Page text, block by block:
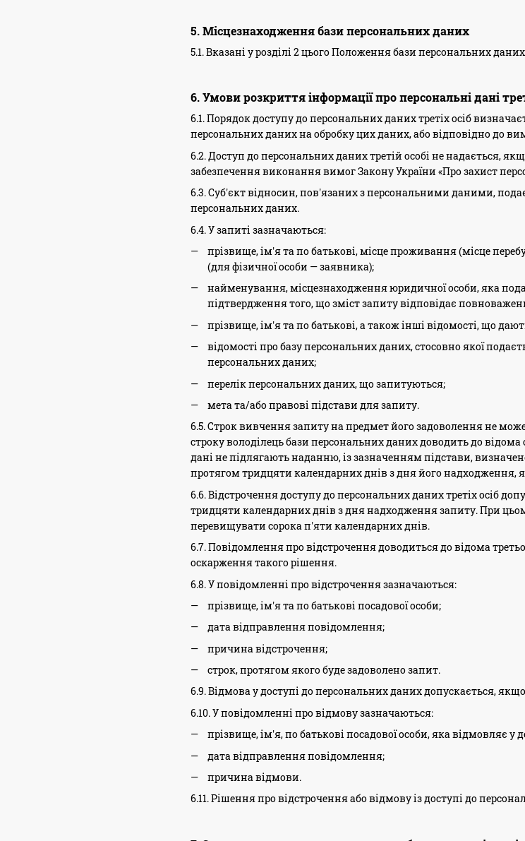
5. Місцезнаходження бази персональних даних
5.1. Вказані у розділі 2 цього Положення бази персональних
6. Умови розкриття інформації про персональні дані
6.1. Порядок доступу до персональних даних третіх осіб
персональних даних на обробку цих даних, або відповідно до
6.2. Доступ до персональних даних третій особі не надається,
забезпечення виконання вимог Закону України «Про захист
6.3. Суб'єкт відносин, пов'язаних з персональними даними,
персональних даних.
6.4. У запиті зазначаються:
прізвище, ім'я та по батькові, місце проживання (місце
(для фізичної особи — заявника);
найменування, місцезнаходження юридичної особи, яка
підтвердження того, що зміст запиту відповідає
прізвище, ім'я та по батькові, а також інші відомості, що
відомості про базу персональних даних, стосовно якої
персональних даних;
перелік персональних даних, що запитуються;
мета та/або правові підстави для запиту.
6.5. Строк вивчення запиту на предмет його задоволення не
строку володілець бази персональних даних доводить до
дані не підлягають наданню, із зазначенням підстави,
протягом тридцяти календарних днів з дня його надходження,
6.6. Відстрочення доступу до персональних даних третіх осіб
тридцяти календарних днів з дня надходження запиту. При
перевищувати сорока п'яти календарних днів.
6.7. Повідомлення про відстрочення доводиться до відома
оскарження такого рішення.
6.8. У повідомленні про відстрочення зазначаються:
прізвище, ім'я та по батькові посадової особи;
дата відправлення повідомлення;
причина відстрочення;
строк, протягом якого буде задоволено запит.
6.9. Відмова у доступі до персональних даних допускається,
6.10. У повідомленні про відмову зазначаються:
прізвище, ім'я, по батькові посадової особи, яка відмовляє у
дата відправлення повідомлення;
причина відмови.
6.11. Рішення про відстрочення або відмову із доступі до